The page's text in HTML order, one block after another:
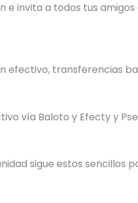
invita a todos tus
efectivo, transferencias
vía Baloto y Efecty y
sigue estos sencillos